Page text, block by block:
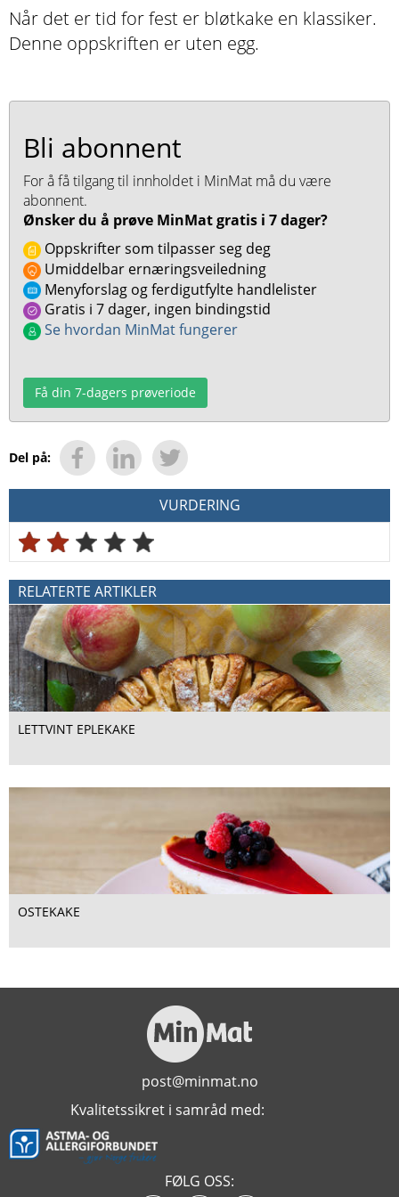
Når det er tid for fest er bløtkake en klassiker.
Denne oppskriften er uten egg.
Bli abonnent
For å få tilgang til innholdet i MinMat må du være
abonnent.
Ønsker du å prøve MinMat gratis i 7 dager?
Oppskrifter som tilpasser seg deg
Umiddelbar ernæringsveiledning
Menyforslag og ferdigutfylte handlelister
Gratis i 7 dager, ingen bindingstid
Se hvordan MinMat fungerer
Få din 7-dagers prøveriode
Del på:
VURDERING
RELATERTE ARTIKLER
LETTVINT EPLEKAKE
OSTEKAKE
post@minmat.no
Kvalitetssikret i samråd med:
FØLG OSS: